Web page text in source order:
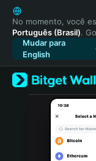
English
日本語
Tiếng Việt
Русский
Español
Türkçe
Italiano
No momento, você
Português (Brasil).
Mudar para
English